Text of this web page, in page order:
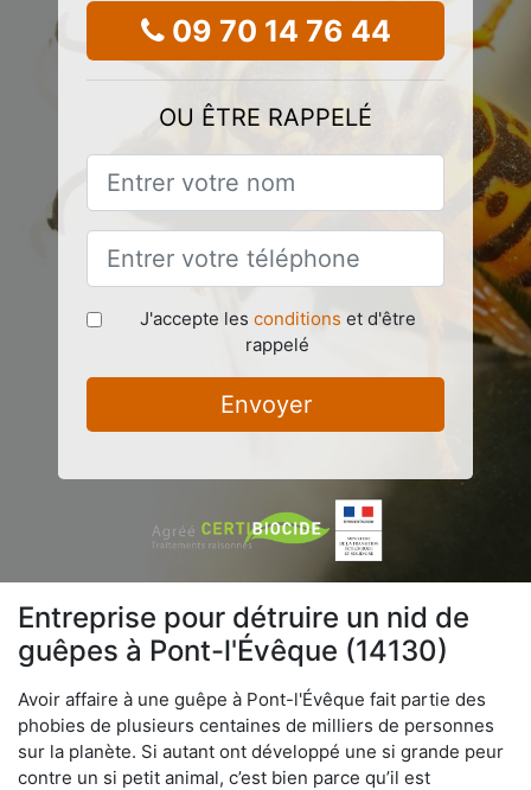
09 70 14 76 44
OU ÊTRE RAPPELÉ
J'accepte les conditions et d'être
rappelé
Envoyer
Entreprise pour détruire un nid de
guêpes à Pont-l'Évêque (14130)
Avoir affaire à une guêpe à Pont-l'Évêque fait partie des
phobies de plusieurs centaines de milliers de personnes
sur la planète. Si autant ont développé une si grande peur
contre un si petit animal, c’est bien parce qu’il est